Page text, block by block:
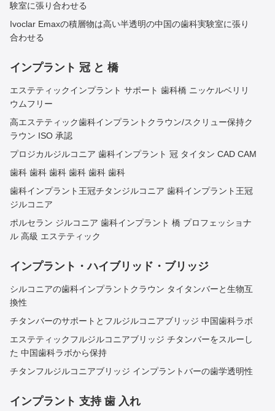
験室に張り合わせる
Ivoclar Emaxの積層物は高い半透明の中国の歯科実験室に張り
合わせる
インプラント 冠 と 橋
エステティックインプラント サポート 歯科橋 ニッケルベリリ
ウムフリー
高エステティック歯科インプラントクラウン/スクリュー保持ク
ラウン ISO 承認
プロジカルジルコニア 歯科インプラント 冠 タイタン CAD CAM
歯科 歯科 歯科 歯科 歯科 歯科
歯科インプラント王冠チタンジルコニア 歯科インプラント王冠
ジルコニア
ポルセラン ジルコニア 歯科インプラント 橋 プロフェッショナ
ル 高級 エステティック
インプラント・ハイブリッド・ブリッジ
シルコニアの歯科インプラントクラウン タイタンバーと生物互
換性
チタンバーのサポートとフルジルコニアブリッジ 中国歯科ラボ
エステティックフルジルコニアブリッジ チタンバーをスルーし
た 中国歯科ラボから保持
チタンフルジルコニアブリッジ インプラントバーの歯学透明性
インプラント 支持 歯 入れ